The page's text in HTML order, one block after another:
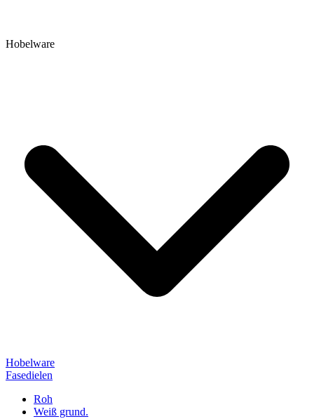
Hobelware
Hobelware
Fasedielen
Roh
Weiß grund.